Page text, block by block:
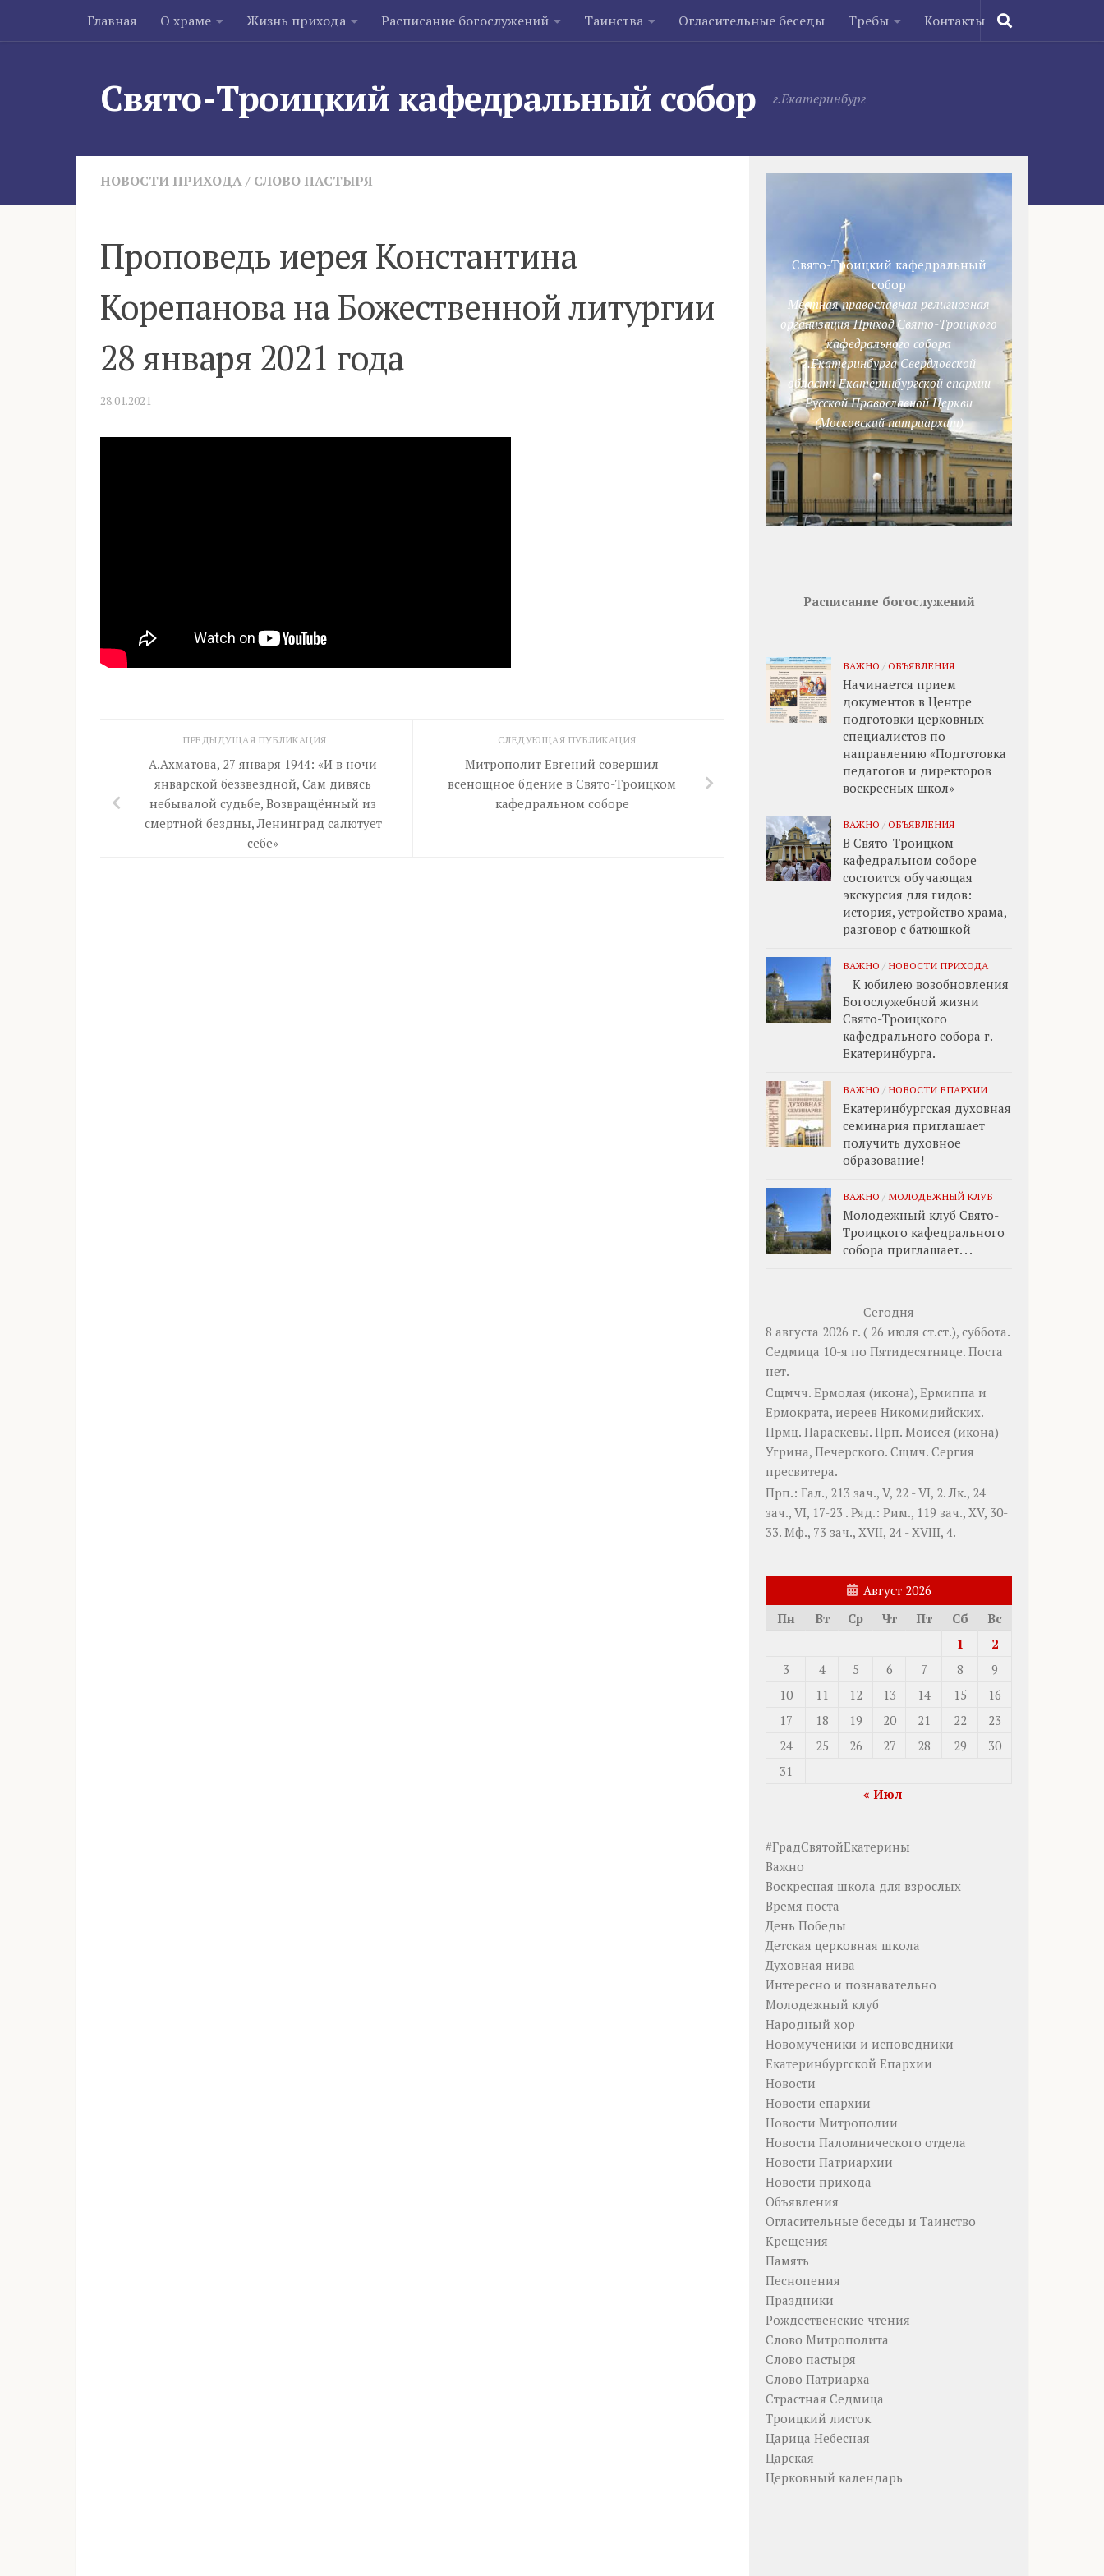
Skip to content
Главная О храме Жизнь прихода Расписание богослужений Таинства Огласительные беседы Требы Контакты
Свято-Троицкий кафедральный собор г.Екатеринбург
НОВОСТИ ПРИХОДА/ СЛОВО ПАСТЫРЯ
Проповедь иерея Константина
Корепанова на Божественной литургии
28 января 2021 года
28.01.2021
СЛЕДУЮЩАЯ ПУБЛИКАЦИЯ
Митрополит Евгений совершил
всенощное бдение в Свято-Троицком
кафедральном соборе
ПРЕДЫДУЩАЯ ПУБЛИКАЦИЯ
А.Ахматова, 27 января 1944: «И в ночи
январской беззвездной, Сам дивясь
небывалой судьбе, Возвращённый из
смертной бездны, Ленинград салютует
себе»
Свято-Троицкий кафедральный
собор
Местная православная религиозная
организация Приход Свято-Троицкого
кафедрального собора
г.Екатеринбурга Свердловской
области Екатеринбургской епархии
Русской Православной Церкви
(Московский патриархат)
Расписание богослужений
ВАЖНО / ОБЪЯВЛЕНИЯ
Начинается прием
документов в Центре
подготовки церковных
специалистов по
направлению «Подготовка
педагогов и директоров
воскресных школ»
ВАЖНО / ОБЪЯВЛЕНИЯ
В Свято-Троицком
кафедральном соборе
состоится обучающая
экскурсия для гидов:
история, устройство храма,
разговор с батюшкой
ВАЖНО / НОВОСТИ ПРИХОДА
К юбилею возобновления
Богослужебной жизни
Свято-Троицкого
кафедрального собора г.
Екатеринбурга.
ВАЖНО / НОВОСТИ ЕПАРХИИ
Екатеринбургская духовная
семинария приглашает
получить духовное
образование!
ВАЖНО / МОЛОДЕЖНЫЙ КЛУБ
Молодежный клуб Свято-
Троицкого кафедрального
собора приглашает. . .
Сегодня
8 августа 2026 г. ( 26 июля ст.ст.), суббота.
Седмица 10-я по Пятидесятнице. Поста
нет.
Сщмчч. Ермолая (икона), Ермиппа и
Ермократа, иереев Никомидийских.
Прмц. Параскевы. Прп. Моисея (икона)
Угрина, Печерского. Сщмч. Сергия
пресвитера.
Прп.: Гал., 213 зач., V, 22 - VI, 2. Лк., 24
зач., VI, 17-23 . Ряд.: Рим., 119 зач., XV, 30-
33. Мф., 73 зач., XVII, 24 - XVIII, 4.
Август 2026
Пн
Вт Ср Чт Пт Сб
Вс
1
2
3
4 5 6 7 8
9
10
11 12 13 14 15
16
17
18 19 20 21 22
23
24
25 26 27 28 29
30
31
« Июл
#ГрадСвятойЕкатерины
Важно
Воскресная школа для взрослых
Время поста
День Победы
Детская церковная школа
Духовная нива
Интересно и познавательно
Молодежный клуб
Народный хор
Новомученики и исповедники
Екатеринбургской Епархии
Новости
Новости епархии
Новости Митрополии
Новости Паломнического отдела
Новости Патриархии
Новости прихода
Объявления
Огласительные беседы и Таинство
Крещения
Память
Песнопения
Праздники
Рождественские чтения
Слово Митрополита
Слово пастыря
Слово Патриарха
Страстная Седмица
Троицкий листок
Царица Небесная
Царская
Церковный календарь